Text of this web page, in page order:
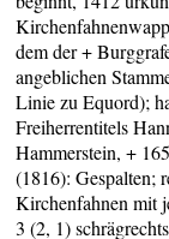
dem der +
angeblichen
Linie zu Equord);
Freiherrentitels
Hammerstein, +
(1816): Gespalten;
Kirchenfahnen mit
3 (2, 1)